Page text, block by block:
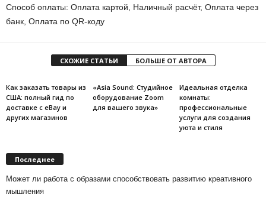
Способ оплаты: Оплата картой, Наличный расчёт, Оплата через
банк, Оплата по QR-коду
СХОЖИЕ СТАТЬИ БОЛЬШЕ ОТ АВТОРА
Как заказать товары из
США: полный гид по
доставке с eBay и
других магазинов
«Asia Sound: Студийное
оборудование Zoom
для вашего звука»
Идеальная отделка
комнаты:
профессиональные
услуги для создания
уюта и стиля
Последнее
Может ли работа с образами способствовать развитию креативного
мышления